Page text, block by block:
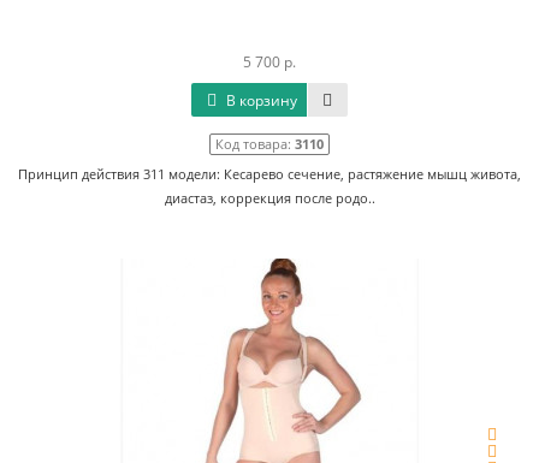
5 700 р.
В корзину
Код товара: 3110
Принцип действия 311 модели: Кесарево сечение, растяжение мышц живота,
диастаз, коррекция после родо..